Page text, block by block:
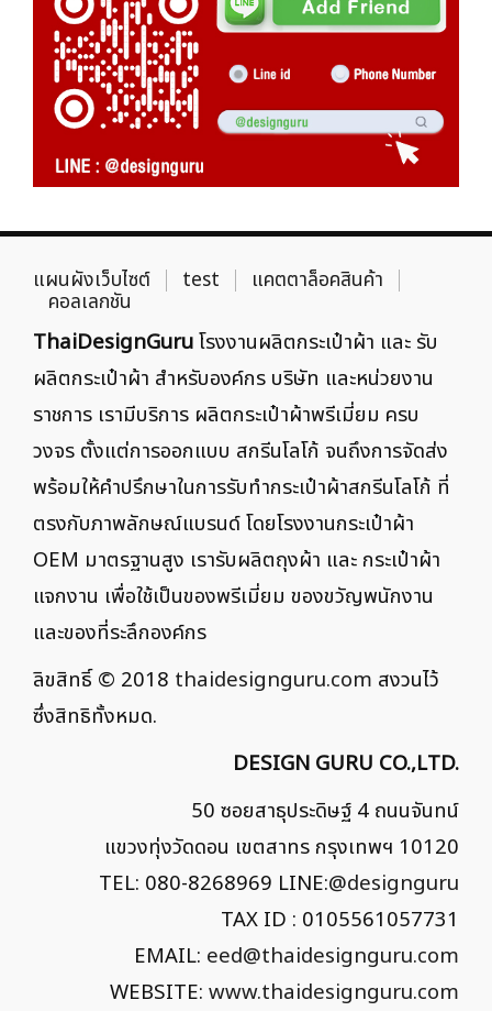
แผนผังเว็บไซต์ test แคตตาล็อคสินค้า
คอลเลกชัน
ThaiDesignGuruโรงงานผลิตกระเป๋าผ้า และ รับ
ผลิตกระเป๋าผ้า สำหรับองค์กร บริษัท และหน่วยงาน
ราชการ เรามีบริการ ผลิตกระเป๋าผ้าพรีเมี่ยม ครบ
วงจร ตั้งแต่การออกแบบ สกรีนโลโก้ จนถึงการจัดส่ง
พร้อมให้คำปรึกษาในการรับทำกระเป๋าผ้าสกรีนโลโก้ ที่
ตรงกับภาพลักษณ์แบรนด์ โดยโรงงานกระเป๋าผ้า
OEM มาตรฐานสูง เรารับผลิตถุงผ้า และ กระเป๋าผ้า
แจกงาน เพื่อใช้เป็นของพรีเมี่ยม ของขวัญพนักงาน
และของที่ระลึกองค์กร
ลิขสิทธิ์ © 2018 thaidesignguru.com สงวนไว้
ซึ่งสิทธิทั้งหมด.
DESIGN GURU CO.,LTD.
50 ซอยสาธุประดิษฐ์ 4 ถนนจันทน์
แขวงทุ่งวัดดอน เขตสาทร กรุงเทพฯ 10120
TEL: 080-8268969 LINE:@designguru
TAX ID : 0105561057731
EMAIL: eed@thaidesignguru.com
WEBSITE: www.thaidesignguru.com